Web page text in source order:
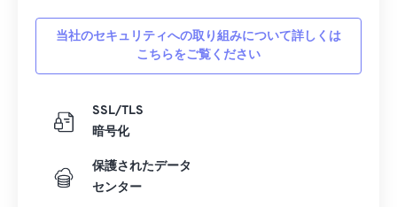
当社のセキュリティへの取り組みについて詳しくは
こちらをご覧ください
SSL/TLS
暗号化
保護されたデータ
センター